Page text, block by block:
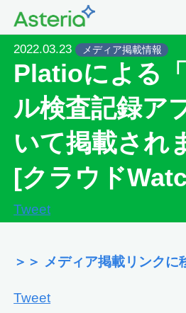
2022.03.23 メディア掲載情報
Platioによる
ル検査記録ア
いて掲載され
[クラウド
Tweet
＞＞ メディア掲載リンクに
Tweet